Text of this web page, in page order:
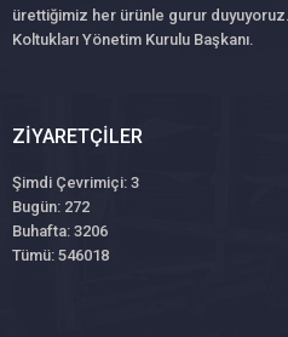
ürettiğimiz her ürünle gurur
Koltukları Yönetim Kurulu Başkanı.
ZIYARETÇILER
Şimdi Çevrimiçi: 3
Bugün: 272
Buhafta: 3206
Tümü: 546018